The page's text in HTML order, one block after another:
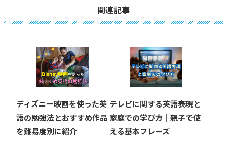
ョ
ン
関連記事
ディズニー映画を使った英
語の勉強法とおすすめ作品
を難易度別に紹介
テレビに関する英語表現と
家庭での学び方｜親子で使
える基本フレーズ